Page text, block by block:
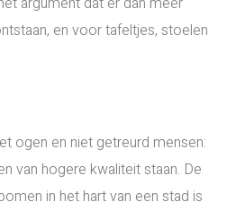
en voor tafeltjes, stoelen
ogen en niet getreurd mensen:
van hogere kwaliteit staan. De
in het hart van een stad is